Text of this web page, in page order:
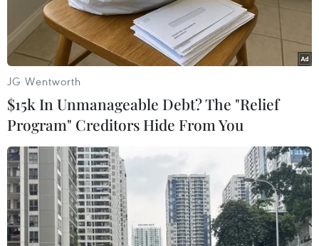
Lực lượng trực chốt vẫn có mặt tại một chốt 'vùng xanh' phường
Đồng Xuân, quận Hoàn Kiếm, sáng 22/9. (Ảnh: Hoàng
Hiếu/TTXVN)
JG Wentworth
$15k In Unmanageable Debt? The "Relief
Program" Creditors Hide From You